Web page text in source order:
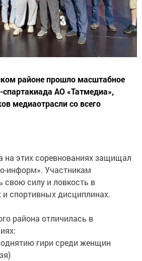
районе прошло масштабное
АО «Татмедиа»,
медиаотрасли со всего
на этих соревнованиях защищал
информ». Участникам
свою силу и ловкость в
спортивных дисциплинах.
района отличилась в
гири среди женщин